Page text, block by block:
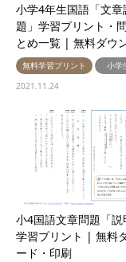
小学4年生国語「文章
題」学習プリント・
とめ一覧 | 無料ダウ
無料学習プリント
小学
2021.11.24
小4国語文章問題「説
学習プリント | 無料
ード・印刷